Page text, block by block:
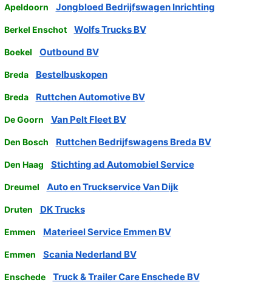
Apeldoorn Jongbloed Bedrijfswagen Inrichting
Berkel Enschot Wolfs Trucks BV
Boekel Outbound BV
Breda Bestelbuskopen
Breda Ruttchen Automotive BV
De Goorn Van Pelt Fleet BV
Den Bosch Ruttchen Bedrijfswagens Breda BV
Den Haag Stichting ad Automobiel Service
Dreumel Auto en Truckservice Van Dijk
Druten DK Trucks
Emmen Materieel Service Emmen BV
Emmen Scania Nederland BV
Enschede Truck & Trailer Care Enschede BV